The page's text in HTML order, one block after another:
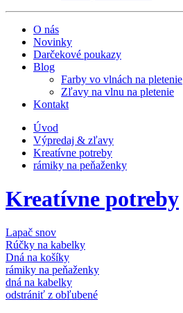
O nás
Novinky
Darčekové poukazy
Blog
Farby vo vlnách na pletenie
Zľavy na vlnu na pletenie
Kontakt
Úvod
Výpredaj & zľavy
Kreatívne potreby
rámiky na peňaženky
Kreatívne potreby
Lapač snov
Rúčky na kabelky
Dná na košíky
rámiky na peňaženky
dná na kabelky
odstrániť z obľubené